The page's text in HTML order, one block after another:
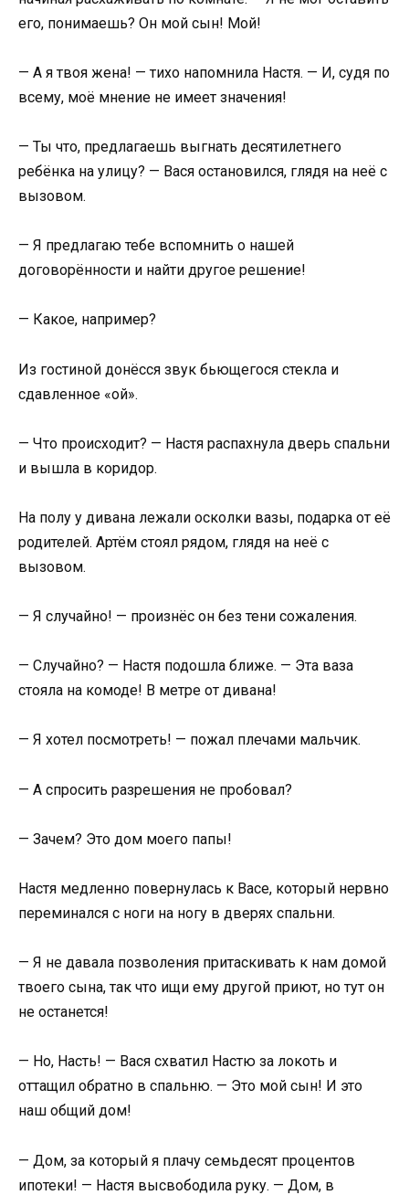
его, понимаешь? Он мой сын! Мой!
— А я твоя жена! — тихо напомнила Настя. — И, судя по
всему, моё мнение не имеет значения!
— Ты что, предлагаешь выгнать десятилетнего
ребёнка на улицу? — Вася остановился, глядя на неё с
вызовом.
— Я предлагаю тебе вспомнить о нашей
договорённости и найти другое решение!
— Какое, например?
Из гостиной донёсся звук бьющегося стекла и
сдавленное «ой».
— Что происходит? — Настя распахнула дверь спальни
и вышла в коридор.
На полу у дивана лежали осколки вазы, подарка от её
родителей. Артём стоял рядом, глядя на неё с
вызовом.
— Я случайно! — произнёс он без тени сожаления.
— Случайно? — Настя подошла ближе. — Эта ваза
стояла на комоде! В метре от дивана!
— Я хотел посмотреть! — пожал плечами мальчик.
— А спросить разрешения не пробовал?
— Зачем? Это дом моего папы!
Настя медленно повернулась к Васе, который нервно
переминался с ноги на ногу в дверях спальни.
— Я не давала позволения притаскивать к нам домой
твоего сына, так что ищи ему другой приют, но тут он
не останется!
— Но, Насть! — Вася схватил Настю за локоть и
оттащил обратно в спальню. — Это мой сын! И это
наш общий дом!
— Дом, за который я плачу семьдесят процентов
ипотеки! — Настя высвободила руку. — Дом, в